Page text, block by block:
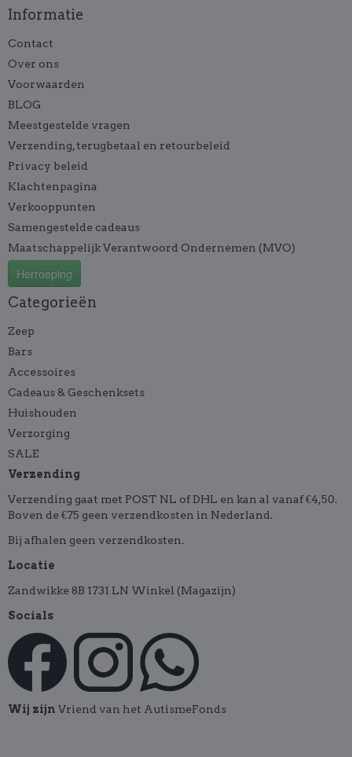
Informatie
Contact
Over ons
Voorwaarden
BLOG
Meestgestelde vragen
Verzending, terugbetaal en retourbeleid
Privacy beleid
Klachtenpagina
Verkooppunten
Samengestelde cadeaus
Maatschappelijk Verantwoord Ondernemen (MVO)
Herroeping
Categorieën
Zeep
Bars
Accessoires
Cadeaus & Geschenksets
Huishouden
Verzorging
SALE
Verzending
Verzending gaat met POST NL of DHL en kan al vanaf €4,50.
Boven de €75 geen verzendkosten in Nederland.
Bij afhalen geen verzendkosten.
Locatie
Zandwikke 8B 1731 LN Winkel (Magazijn)
Socials
Wij zijn Vriend van het AutismeFonds